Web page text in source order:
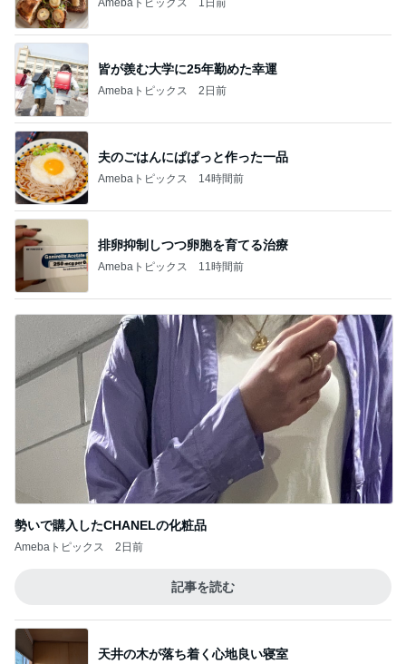
皆が羨む大学に25年勤めた幸運
Amebaトピックス 2日前
夫のごはんにぱぱっと作った一品
Amebaトピックス 14時間前
排卵抑制しつつ卵胞を育てる治療
Amebaトピックス 11時間前
勢いで購入したCHANELの化粧品
Amebaトピックス 2日前
記事を読む
天井の木が落ち着く心地良い寝室